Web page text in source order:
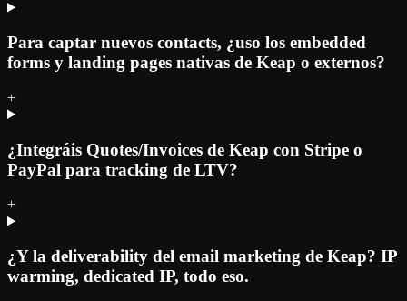
Para captar nuevos contacts, ¿uso los embedded
forms y landing pages nativas de Keap o externos?
+
¿Integráis Quotes/Invoices de Keap con Stripe o
PayPal para tracking de LTV?
+
¿Y la deliverability del email marketing de Keap? IP
warming, dedicated IP, todo eso.